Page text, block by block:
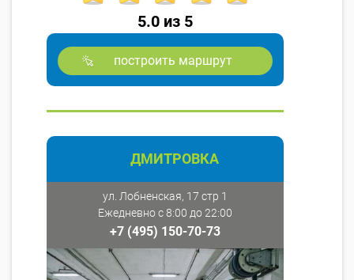
5.0 из 5
построить маршрут
ДМИТРОВКА
ул. Лобненская, 17 стр 1
Ежедневно с 8:00 до 22:00
+7 (495) 150-70-73